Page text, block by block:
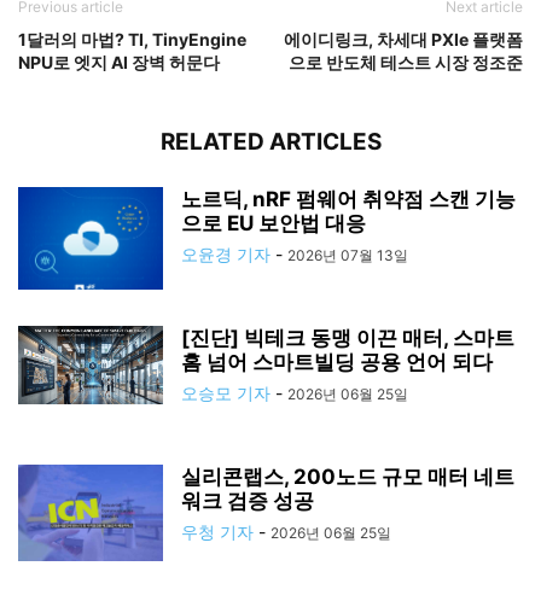
Previous article
1달러의 마법? TI, TinyEngine
NPU로 엣지 AI 장벽 허문다
Next article
에이디링크, 차세대 PXIe 플랫폼
으로 반도체 테스트 시장 정조준
RELATED ARTICLES
노르딕, nRF 펌웨어 취약점 스캔 기능
으로 EU 보안법 대응
오윤경 기자 - 2026년 07월 13일
[진단] 빅테크 동맹 이끈 매터, 스마트
홈 넘어 스마트빌딩 공용 언어 되다
오승모 기자 - 2026년 06월 25일
실리콘랩스, 200노드 규모 매터 네트
워크 검증 성공
우청 기자 - 2026년 06월 25일